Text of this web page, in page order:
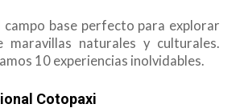
campo base perfecto para explorar
maravillas naturales y culturales.
10 experiencias inolvidables.
Cotopaxi